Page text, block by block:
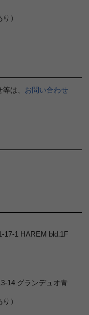
）
は、
お問い合わせ
17-1 HAREM bld.1F
14 グランデュオ青
）